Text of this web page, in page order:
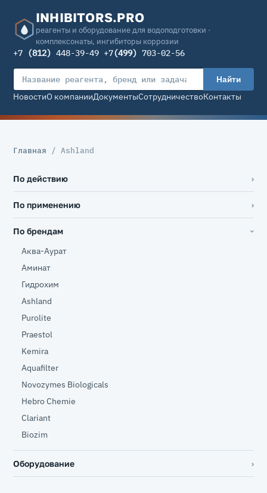
INHIBITORS.PRO
реагенты и оборудование для водоподготовки ·
комплексонаты, ингибиторы коррозии
+7 (812) 448-39-49 +7(499) 703-02-56
Найти
НовостиО компанииДокументыСотрудничествоКонтакты
Главная / Ashland
По действию
По применению
По брендам
Аква-Аурат
Аминат
Гидрохим
Ashland
Purolite
Praestol
Kemira
Aquafilter
Novozymes Biologicals
Hebro Chemie
Clariant
Biozim
Оборудование